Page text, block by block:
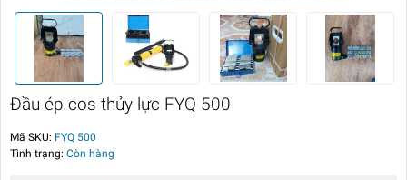
Đầu ép cos thủy lực FYQ 500
Mã SKU: FYQ 500
Tình trạng: Còn hàng